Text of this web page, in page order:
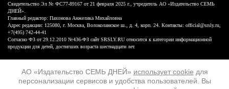
АО «Издательство СЕМЬ ДНЕЙ» использует cookie для
персонализации сервисов и удобства пользователей. Вы
16+
Свидетельство Эл № ФС77-89167 от 21 февраля 2025 г., учредитель АО «Издательство СЕМЬ
ДНЕЙ».
Главный редактор: Пахомова Анжелика Михайловна
Адрес редакции: 125080, г. Москва, Волоколамское ш., д. 4, корп. 24. Контакты: official@srsly.ru,
+7(495) 742-44-41
Согласно ФЗ от 29.12.2010 №436-ФЗ сайт SRSLY.RU относится к категории информационной
продукции для детей, достигших возраста шестнадцати лет.